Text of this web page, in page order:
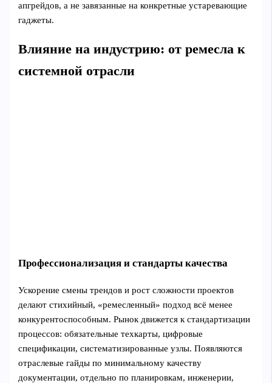
апгрейдов, а не завязанные на конкретные устаревающие
гаджеты.
Влияние на индустрию: от ремесла к
системной отрасли
Профессионализация и стандарты качества
Ускорение смены трендов и рост сложности проектов
делают стихийный, «ремесленный» подход всё менее
конкурентоспособным. Рынок движется к стандартизации
процессов: обязательные техкарты, цифровые
спецификации, систематизированные узлы. Появляются
отраслевые гайды по минимальному качеству
документации, отдельно по планировкам, инженерии,